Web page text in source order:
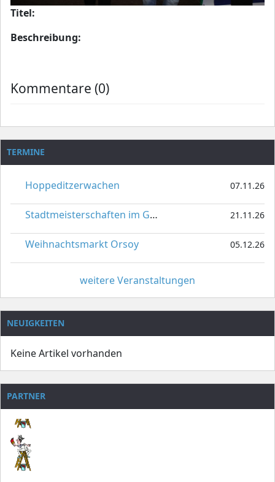
Titel:
Beschreibung:
Kommentare (0)
TERMINE
Hoppeditzerwachen 07.11.26
Stadtmeisterschaften im Gardetanz 21.11.26
Weihnachtsmarkt Orsoy 05.12.26
weitere Veranstaltungen
NEUIGKEITEN
Keine Artikel vorhanden
PARTNER